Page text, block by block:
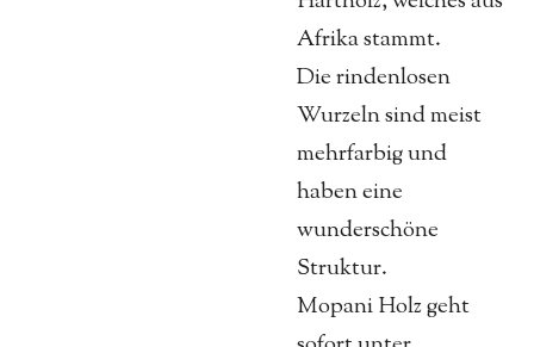
Afrika stammt.
Die rindenlosen
Wurzeln sind meist
mehrfarbig und
haben eine
wunderschöne
Struktur.
Mopani Holz geht